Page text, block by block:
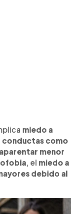
miedo a
conductas como
menor
, el miedo a
debido al